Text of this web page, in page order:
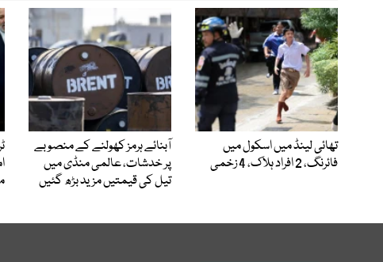
تھائی لینڈ میں اسکول میں
فائرنگ، 2 افراد ہلاک، 4 زخمی
آبنائے ہرمز کھولنے کے منصوبے
پر خدشات، عالمی منڈی میں
تیل کی قیمتیں مزید بڑھ گئیں